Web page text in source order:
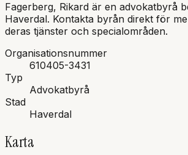
Fagerberg, Rikard är en advokatbyrå
Haverdal. Kontakta byrån direkt för
deras tjänster och specialområden.
Organisationsnummer
610405-3431
Typ
Advokatbyrå
Stad
Haverdal
Karta